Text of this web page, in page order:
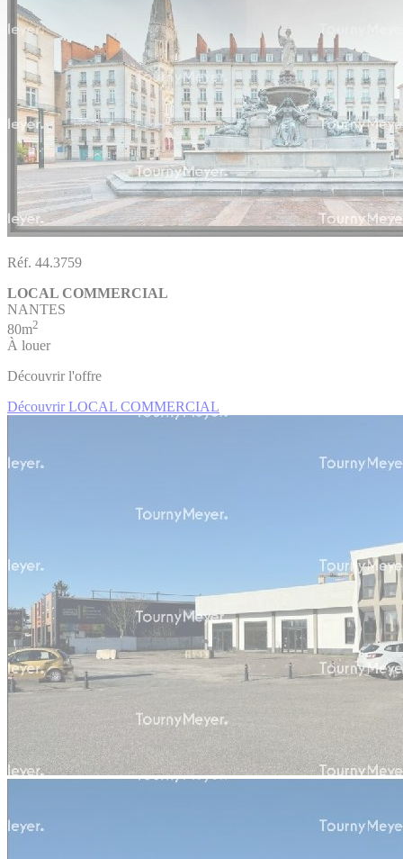
Réf. 44.3759
LOCAL COMMERCIAL
NANTES
80m2
À louer
Découvrir l'offre
Découvrir LOCAL COMMERCIAL